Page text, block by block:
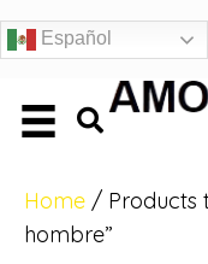
Español
Home / Products
hombre”